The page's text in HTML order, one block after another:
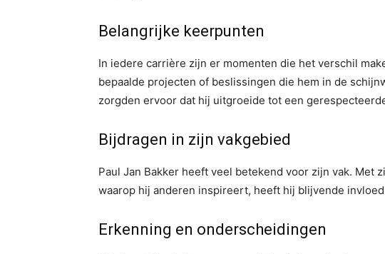
Belangrijke keerpunten
In iedere carrière zijn er momenten die het verschil
bepaalde projecten of beslissingen die hem in de
zorgden ervoor dat hij uitgroeide tot een
Bijdragen in zijn vakgebied
Paul Jan Bakker heeft veel betekend voor zijn vak. Met
waarop hij anderen inspireert, heeft hij blijvende
Erkenning en onderscheidingen